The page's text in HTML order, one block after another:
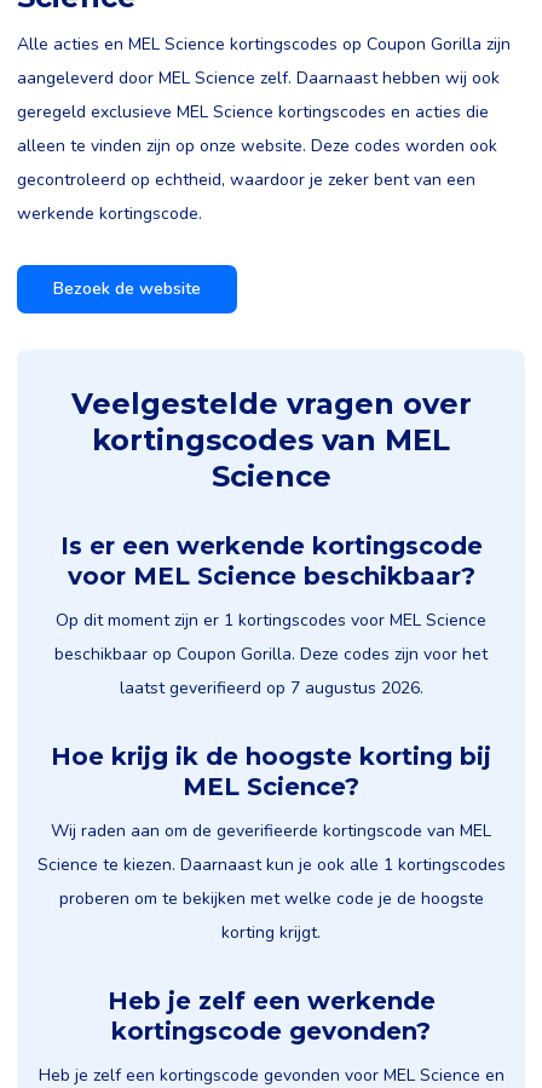
Alle acties en MEL Science kortingscodes op Coupon Gorilla zijn
aangeleverd door MEL Science zelf. Daarnaast hebben wij ook
geregeld exclusieve MEL Science kortingscodes en acties die
alleen te vinden zijn op onze website. Deze codes worden ook
gecontroleerd op echtheid, waardoor je zeker bent van een
werkende kortingscode.
Bezoek de website
Veelgestelde vragen over
kortingscodes van MEL
Science
Is er een werkende kortingscode
voor MEL Science beschikbaar?
Op dit moment zijn er 1 kortingscodes voor MEL Science
beschikbaar op Coupon Gorilla. Deze codes zijn voor het
laatst geverifieerd op 7 augustus 2026.
Hoe krijg ik de hoogste korting bij
MEL Science?
Wij raden aan om de geverifieerde kortingscode van MEL
Science te kiezen. Daarnaast kun je ook alle 1 kortingscodes
proberen om te bekijken met welke code je de hoogste
korting krijgt.
Heb je zelf een werkende
kortingscode gevonden?
Heb je zelf een kortingscode gevonden voor MEL Science en